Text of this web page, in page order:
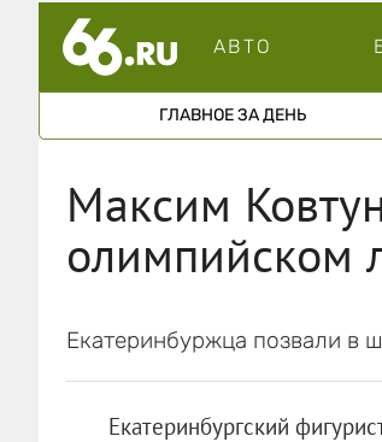
АВТО
ГЛАВНОЕ ЗА ДЕНЬ
Максим
олимпийском
Екатеринбуржца позвали в
Екатеринбургский